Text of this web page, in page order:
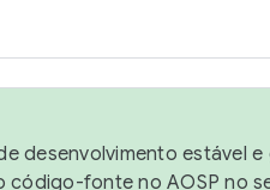
desenvolvimento estável
fonte no AOSP no